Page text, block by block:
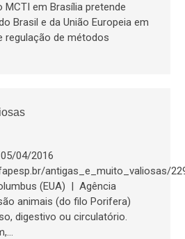
MCTI em Brasília pretende
Brasil e da União Europeia em
regulação de métodos
04/2016
antigas_e_muito_valiosas/
(EUA) | Agência
animais (do filo Porifera)
digestivo ou circulatório.